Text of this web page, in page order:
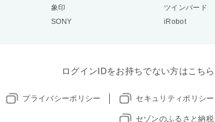
象印 ツインバード
SONY iRobot
ログインIDをお持ちでない方はこちら
プライバシーポリシー セキュリティポリシー
セゾンのふるさと納税